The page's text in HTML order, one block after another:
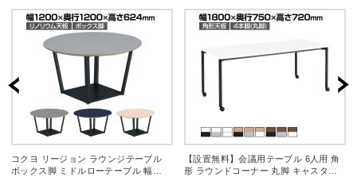
コクヨ リージョン ラウンジテーブル
ボックス脚 ミドルローテーブル 幅
【設置無料】会議用テーブル 6人用 角
形 ラウンドコーナー 丸脚 キャスター